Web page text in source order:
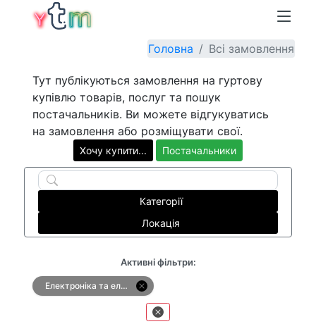
Головна Всі замовлення
Тут публікуються замовлення на гуртову
купівлю товарів, послуг та пошук
постачальників. Ви можете відгукуватись
на замовлення або розміщувати свої.
Хочу купити... Постачальники
Категорії
Локація
Активні фільтри:
Електроніка та електротовари